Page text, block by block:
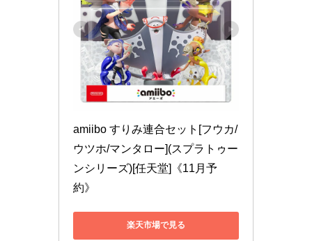
amiibo すりみ連合セット[フウカ/
ウツホ/マンタロー](スプラトゥー
ンシリーズ)[任天堂]《11月予
約》
楽天市場で見る